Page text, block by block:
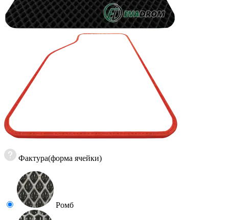
Фактура(форма ячейки)
Ромб